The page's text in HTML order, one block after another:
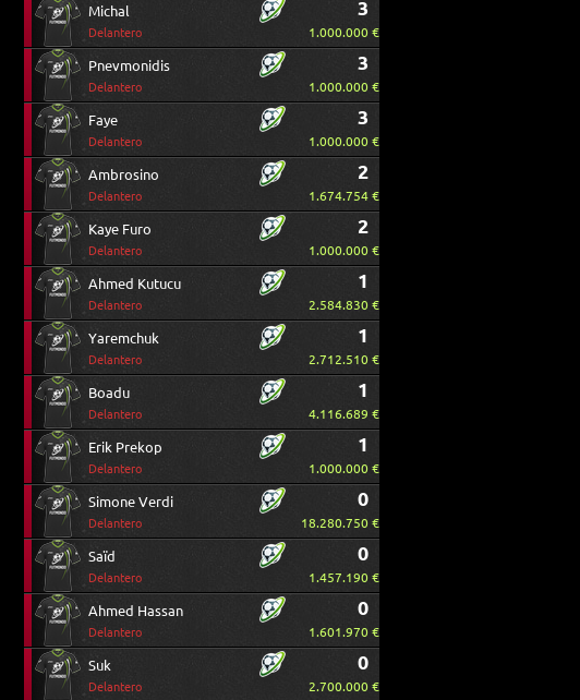
Michal
Delantero
3
1.000.000 €
Pnevmonidis
Delantero
3
1.000.000 €
Faye
Delantero
3
1.000.000 €
Ambrosino
Delantero
2
1.674.754 €
Kaye Furo
Delantero
2
1.000.000 €
Ahmed Kutucu
Delantero
1
2.584.830 €
Yaremchuk
Delantero
1
2.712.510 €
Boadu
Delantero
1
4.116.689 €
Erik Prekop
Delantero
1
1.000.000 €
Simone Verdi
Delantero
0
18.280.750 €
Saïd
Delantero
0
1.457.190 €
Ahmed Hassan
Delantero
0
1.601.970 €
Suk
Delantero
0
2.700.000 €